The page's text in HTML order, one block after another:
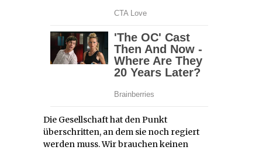
Die Gesellschaft hat den Punkt
überschritten, an dem sie noch regiert
werden muss. Wir brauchen keinen